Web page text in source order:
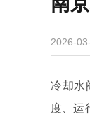
2026-
冷却水
度、运